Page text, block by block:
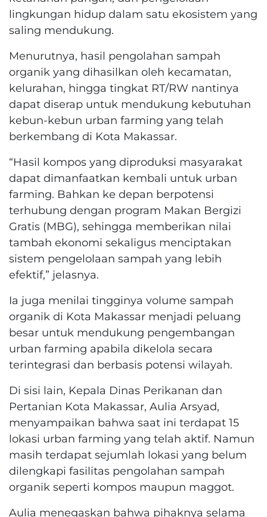
lingkungan hidup dalam satu ekosistem yang
saling mendukung.
Menurutnya, hasil pengolahan sampah
organik yang dihasilkan oleh kecamatan,
kelurahan, hingga tingkat RT/RW nantinya
dapat diserap untuk mendukung kebutuhan
kebun-kebun urban farming yang telah
berkembang di Kota Makassar.
“Hasil kompos yang diproduksi masyarakat
dapat dimanfaatkan kembali untuk urban
farming. Bahkan ke depan berpotensi
terhubung dengan program Makan Bergizi
Gratis (MBG), sehingga memberikan nilai
tambah ekonomi sekaligus menciptakan
sistem pengelolaan sampah yang lebih
efektif,” jelasnya.
Ia juga menilai tingginya volume sampah
organik di Kota Makassar menjadi peluang
besar untuk mendukung pengembangan
urban farming apabila dikelola secara
terintegrasi dan berbasis potensi wilayah.
Di sisi lain, Kepala Dinas Perikanan dan
Pertanian Kota Makassar, Aulia Arsyad,
menyampaikan bahwa saat ini terdapat 15
lokasi urban farming yang telah aktif. Namun
masih terdapat sejumlah lokasi yang belum
dilengkapi fasilitas pengolahan sampah
organik seperti kompos maupun maggot.
Aulia menegaskan bahwa pihaknya selama